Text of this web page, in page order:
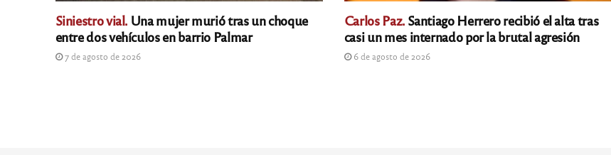
Siniestro vial. Una mujer murió tras un choque
entre dos vehículos en barrio Palmar
7 de agosto de 2026
Carlos Paz.Santiago Herrero recibió el alta tras
casi un mes internado por la brutal agresión
6 de agosto de 2026